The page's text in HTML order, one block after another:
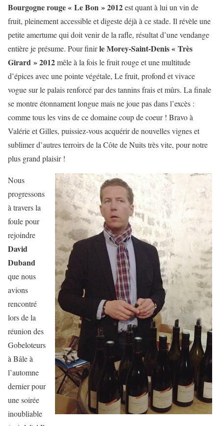
Bourgogne rouge « Le Bon » 2012est quant à lui un vin de
fruit, pleinement accessible et digeste déjà à ce stade. Il révèle une
petite amertume qui doit venir de la rafle, résultat d’une vendange
entière je présume. Pour finirle Morey-Saint-Denis « Très
Girard » 2012mêle à la fois le fruit rouge et une multitude
d’épices avec une pointe végétale, Le fruit, profond et vivace
vogue sur le palais renforcé par des tannins frais et mûrs. La finale
se montre étonnament longue mais ne joue pas dans l’excès :
comme tous les vins de ce domaine coup de coeur ! Bravo à
Valérie et Gilles, puissiez-vous acquérir de nouvelles vignes et
sublimer d’autres terroirs de la Côte de Nuits très vite, pour notre
plus grand plaisir !
Nous
progressons
à travers la
foule pour
rejoindre
David
Duband
que nous
avions
rencontré
lors de la
réunion des
Gobeloteurs
à Bâle à
l’automne
dernier pour
une soirée
inoubliable